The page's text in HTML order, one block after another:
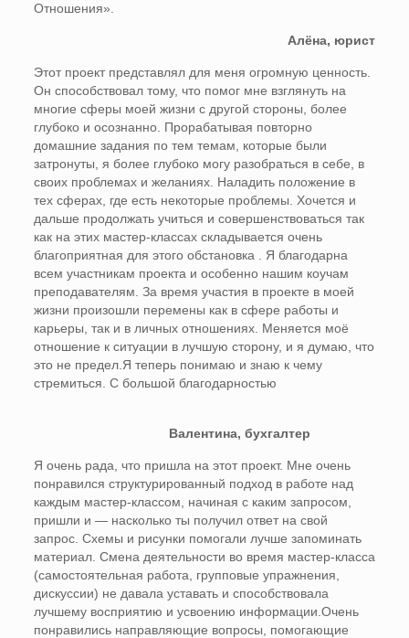
Отношения».
Алёна, юрист
Этот проект представлял для меня огромную ценность.
Он способствовал тому, что помог мне взглянуть на
многие сферы моей жизни с другой стороны, более
глубоко и осознанно. Прорабатывая повторно
домашние задания по тем темам, которые были
затронуты, я более глубоко могу разобраться в себе, в
своих проблемах и желаниях. Наладить положение в
тех сферах, где есть некоторые проблемы. Хочется и
дальше продолжать учиться и совершенствоваться так
как на этих мастер-классах складывается очень
благоприятная для этого обстановка . Я благодарна
всем участникам проекта и особенно нашим коучам
преподавателям. За время участия в проекте в моей
жизни произошли перемены как в сфере работы и
карьеры, так и в личных отношениях. Меняется моё
отношение к ситуации в лучшую сторону, и я думаю, что
это не предел.Я теперь понимаю и знаю к чему
стремиться. С большой благодарностью
Валентина, бухгалтер
Я очень рада, что пришла на этот проект. Мне очень
понравился структурированный подход в работе над
каждым мастер-классом, начиная с каким запросом,
пришли и — насколько ты получил ответ на свой
запрос. Схемы и рисунки помогали лучше запоминать
материал. Смена деятельности во время мастер-класса
(самостоятельная работа, групповые упражнения,
дискуссии) не давала уставать и способствовала
лучшему восприятию и усвоению информации.Очень
понравились направляющие вопросы, помогающие